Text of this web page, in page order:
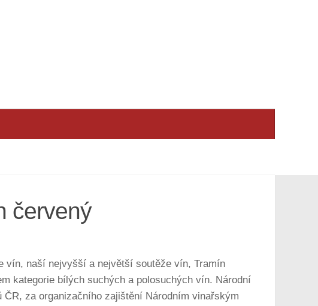
červený
vín, naší nejvyšší a největší soutěže vín, Tramín
kategorie bílých suchých a polosuchých vín. Národní
za organizačního zajištění Národním vinařským